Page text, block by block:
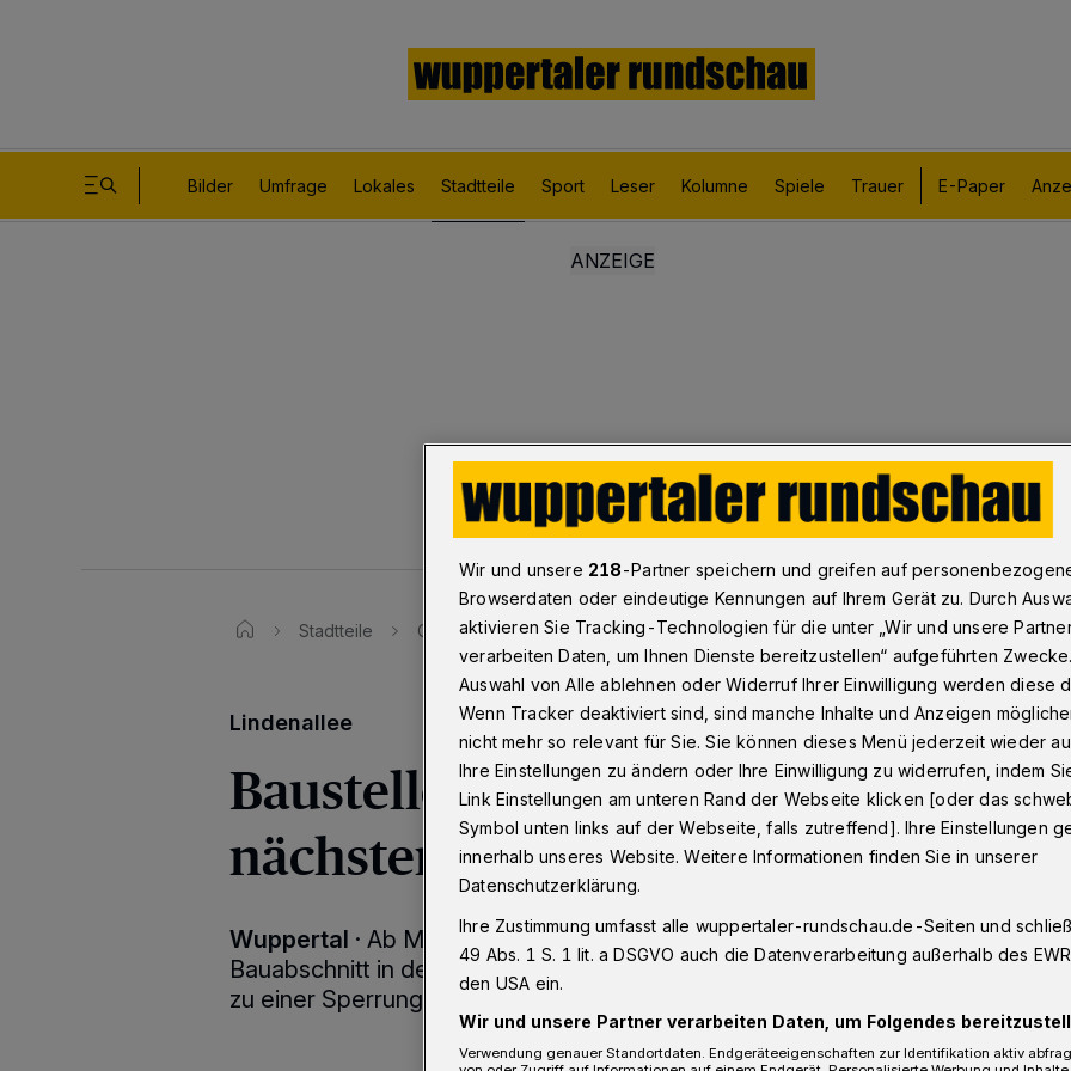
Bilder Umfrage Lokales Stadtteile Sport Leser Kolumne Spiele Trauer E-Paper
Stadtteile Cronenberg Lindenallee in Wuppertal: Baustelle wandert in den nächsten
Lindenallee
Baustelle wandert in den
nächsten Abschnitt
Wuppertal · Ab Montag (12. April 2021) beginnt der nächste
Bauabschnitt in der Lindenallee in Wuppertal-Cronenberg. Es kommt
zu einer Sperrung für den Autoverkehr.
Wir und unsere 218-Partner speichern und greifen auf
Browserdaten oder eindeutige Kennungen auf Ihrem Gerät zu. Durch
aktivieren Sie Tracking-Technologien für die unter „Wir und unsere
verarbeiten Daten, um Ihnen Dienste bereitzustellen“ aufgeführten
Auswahl von Alle ablehnen oder Widerruf Ihrer Einwilligung werden diese
Wenn Tracker deaktiviert sind, sind manche Inhalte und Anzeigen
nicht mehr so relevant für Sie. Sie können dieses Menü jederzeit wieder
Ihre Einstellungen zu ändern oder Ihre Einwilligung zu widerrufen, indem
Link Einstellungen am unteren Rand der Webseite klicken [oder das
Symbol unten links auf der Webseite, falls zutreffend]. Ihre Einstellungen
innerhalb unseres Website. Weitere Informationen finden Sie in unserer
Datenschutzerklärung.
Ihre Zustimmung umfasst alle wuppertaler-rundschau.de-Seiten und
49 Abs. 1 S. 1 lit. a DSGVO auch die Datenverarbeitung außerhalb des
den USA ein.
Wir und unsere Partner verarbeiten Daten, um Folgendes
Verwendung genauer Standortdaten. Endgeräteeigenschaften zur Identifikation aktiv